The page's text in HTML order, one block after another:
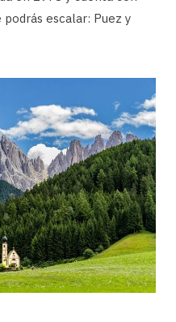
escalar: Puez y